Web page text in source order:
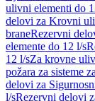
ulivni elementi do
delovi za Krovni
braneRezervni
elemente do 12 l/s
12 l/sZa krovne
požara za sisteme
delovi za
l/sRezervni delovi